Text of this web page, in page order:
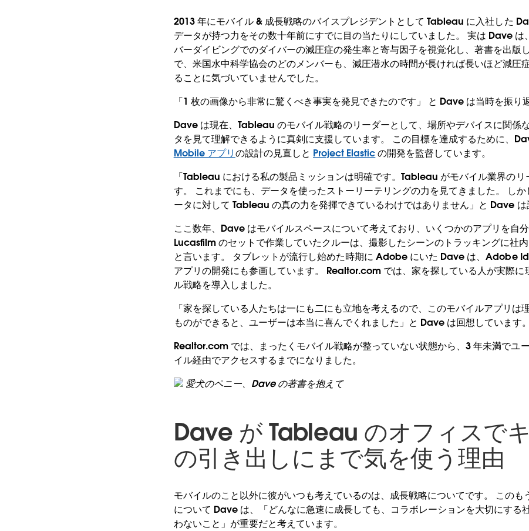
2013 年にモバイル & 成長戦略のバイスプレジデントとして Tableau に入社した
データが持つ力をその数十年前にすでに目の当たりにしていました。 実は Dave は
バーダイビングでのダイバーの減圧症の発生率と寄与因子を視覚化し、著書を出版
で、米国水中科学協会のどのメンバーも、減圧潜水の時間が長ければ長いほど減圧
ることに気づいていませんでした。
「1 枚の画像から非常に驚くべき事実を発見できたのです」 と Dave は当時を振り
Dave は現在、Tableau のモバイル戦略のリーダーとして、場所やデバイスに関係
タを見て理解できるように真剣に支援しています。 この目標を達成するために、
Mobile アプリの設計の見直しと Project Elasticの開発を監督しています。
「Tableau における私の製品ミッションは明確です。Tableau がモバイル業界の
す。 これまでにも、データを使ったストーリーテリングの力を見てきました。 し
ータに対して Tableau の真の力を発揮できているわけではありません」と Dave は
ここ数年、Dave はモバイルスペースについて考えており、いくつかのアプリを自分
Lucasfilm のセットで作業していたクルーは、撮影したシーンのトラッキングに社
と言います。 タブレットが流行し始めた時期に Adobe にいた Dave は、Adobe
アプリの開発にも参画しています。 Realtor.com では、家を探している人が実際に
ル戦略を導入しました。
「家を探している人たちは一にも二にも立地を考えるので、このモバイルアプリは
ものができると、ユーザーは本当に喜んでくれました」と Dave は回想しています。
Realtor.com では、まったくモバイル戦略が整っていない状態から、3 年未満でユ
イル経由でアクセスするまでになりました。
愛犬のペニー、Dave の著書を抱えて
Dave が Tableau のオフィスで
の引き出しにまで気を使う理由
モバイルのこと以外に彼がいつも考えているのは、成長戦略についてです。 このも
について Dave は、「どんなに急速に成長しても、コラボレーションを大切にする
わないこと」が重要だと考えています。